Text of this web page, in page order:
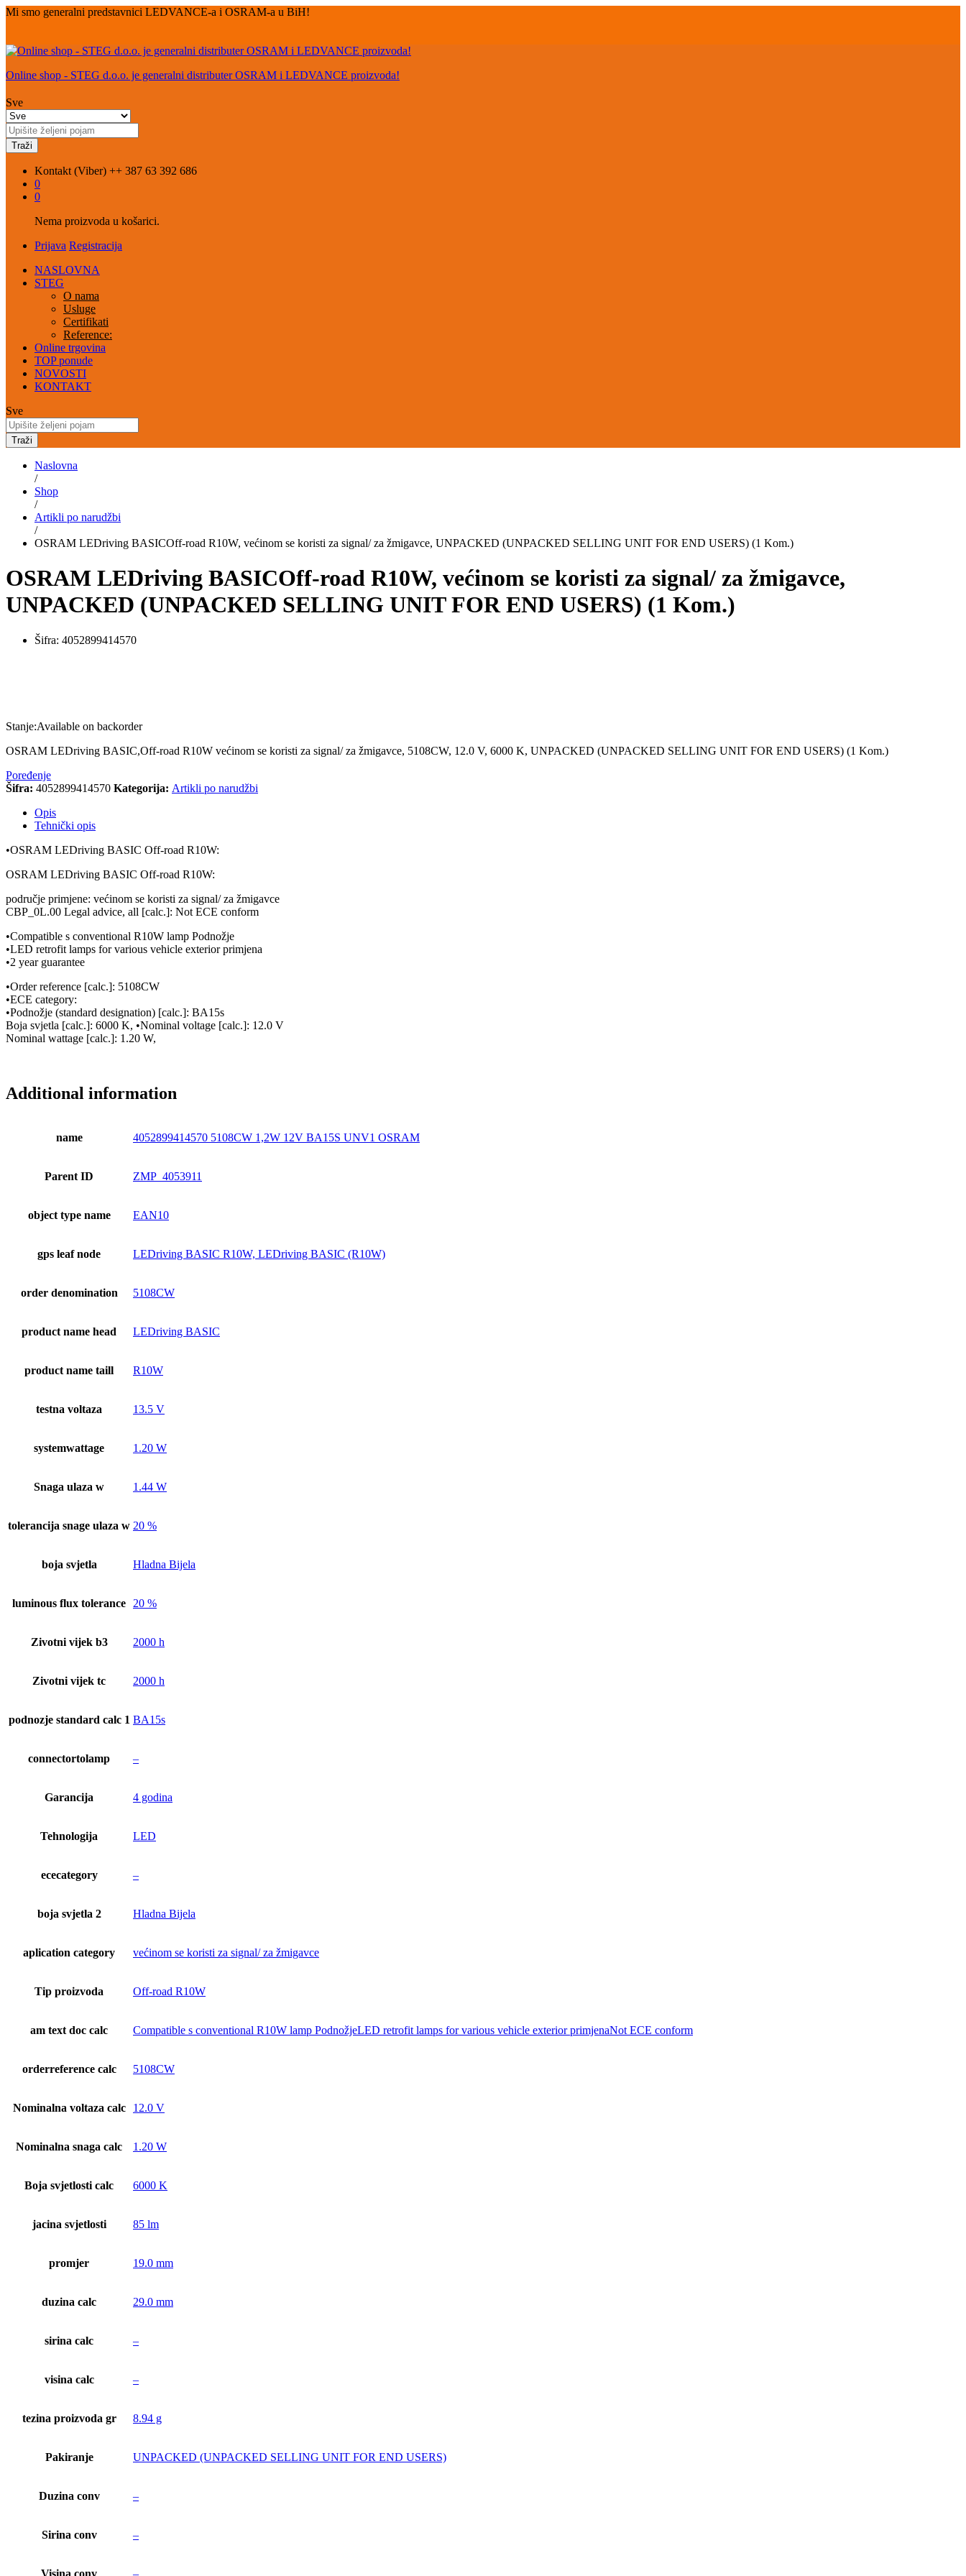
Mi smo generalni predstavnici LEDVANCE-a i OSRAM-a u BiH!
Online shop - STEG d.o.o. je generalni distributer OSRAM i LEDVANCE proizvoda!
Sve
Traži
Kontakt (Viber) ++ 387 63 392 686
0
0
Nema proizvoda u košarici.
Prijava Registracija
NASLOVNA
STEG
O nama
Usluge
Certifikati
Reference:
Online trgovina
TOP ponude
NOVOSTI
KONTAKT
Sve
Traži
Naslovna
/
Shop
/
Artikli po narudžbi
/
OSRAM LEDriving BASICOff-road R10W, većinom se koristi za signal/ za žmigavce, UNPACKED (UNPACKED SELLING UNIT FOR END USERS) (1 Kom.)
OSRAM LEDriving BASICOff-road R10W, većinom se koristi za signal/ za žmigavce,
UNPACKED (UNPACKED SELLING UNIT FOR END USERS) (1 Kom.)
Šifra: 4052899414570
Stanje:Available on backorder
OSRAM LEDriving BASIC,Off-road R10W većinom se koristi za signal/ za žmigavce, 5108CW, 12.0 V, 6000 K, UNPACKED (UNPACKED SELLING UNIT FOR END USERS) (1 Kom.)
Poređenje
Šifra: 4052899414570 Kategorija: Artikli po narudžbi
Opis
Tehnički opis
•OSRAM LEDriving BASIC Off-road R10W:
OSRAM LEDriving BASIC Off-road R10W:
područje primjene: većinom se koristi za signal/ za žmigavce
CBP_0L.00 Legal advice, all [calc.]: Not ECE conform
•Compatible s conventional R10W lamp Podnožje
•LED retrofit lamps for various vehicle exterior primjena
•2 year guarantee
•Order reference [calc.]: 5108CW
•ECE category:
•Podnožje (standard designation) [calc.]: BA15s
Boja svjetla [calc.]: 6000 K, •Nominal voltage [calc.]: 12.0 V
Nominal wattage [calc.]: 1.20 W,
Additional information
name 4052899414570 5108CW 1,2W 12V BA15S UNV1 OSRAM
Parent ID ZMP_4053911
object type name EAN10
gps leaf node LEDriving BASIC R10W, LEDriving BASIC (R10W)
order denomination 5108CW
product name head LEDriving BASIC
product name taill R10W
testna voltaza 13.5 V
systemwattage 1.20 W
Snaga ulaza w 1.44 W
tolerancija snage ulaza w 20 %
boja svjetla Hladna Bijela
luminous flux tolerance 20 %
Zivotni vijek b3 2000 h
Zivotni vijek tc 2000 h
podnozje standard calc 1 BA15s
connectortolamp –
Garancija 4 godina
Tehnologija LED
ececategory –
boja svjetla 2 Hladna Bijela
aplication category većinom se koristi za signal/ za žmigavce
Tip proizvoda Off-road R10W
am text doc calc Compatible s conventional R10W lamp PodnožjeLED retrofit lamps for various vehicle exterior primjenaNot ECE conform
orderreference calc 5108CW
Nominalna voltaza calc 12.0 V
Nominalna snaga calc 1.20 W
Boja svjetlosti calc 6000 K
jacina svjetlosti 85 lm
promjer 19.0 mm
duzina calc 29.0 mm
sirina calc –
visina calc –
tezina proizvoda gr 8.94 g
Pakiranje UNPACKED (UNPACKED SELLING UNIT FOR END USERS)
Duzina conv –
Sirina conv –
Visina conv –